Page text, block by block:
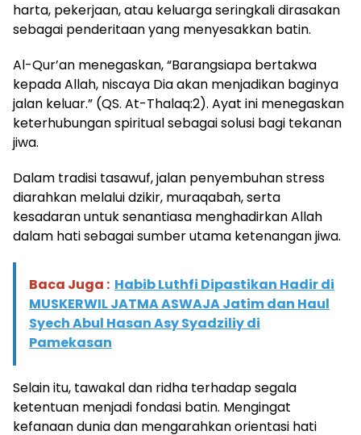
harta, pekerjaan, atau keluarga seringkali dirasakan
sebagai penderitaan yang menyesakkan batin.
Al-Qur’an menegaskan, “Barangsiapa bertakwa
kepada Allah, niscaya Dia akan menjadikan baginya
jalan keluar.” (QS. At-Thalaq:2). Ayat ini menegaskan
keterhubungan spiritual sebagai solusi bagi tekanan
jiwa.
Dalam tradisi tasawuf, jalan penyembuhan stress
diarahkan melalui dzikir, muraqabah, serta
kesadaran untuk senantiasa menghadirkan Allah
dalam hati sebagai sumber utama ketenangan jiwa.
Baca Juga : Habib Luthfi Dipastikan Hadir di
MUSKERWIL JATMA ASWAJA Jatim dan Haul
Syech Abul Hasan Asy Syadziliy di
Pamekasan
Selain itu, tawakal dan ridha terhadap segala
ketentuan menjadi fondasi batin. Mengingat
kefanaan dunia dan mengarahkan orientasi hati